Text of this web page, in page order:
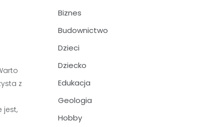
z
jest,
Biznes
Budownictwo
Dzieci
Dziecko
Edukacja
Geologia
Hobby